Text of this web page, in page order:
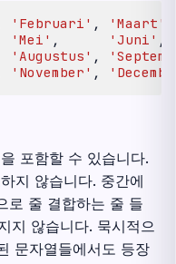
'Februari' , 'Maart'
'Mei' , 'Juni' ,
'Augustus' ,
'November' ,
포함할 수 있습니다.
지 않습니다. 중간에
로 줄 결합하는 줄 들
지 않습니다. 묵시적으
문자열들에서도 등장